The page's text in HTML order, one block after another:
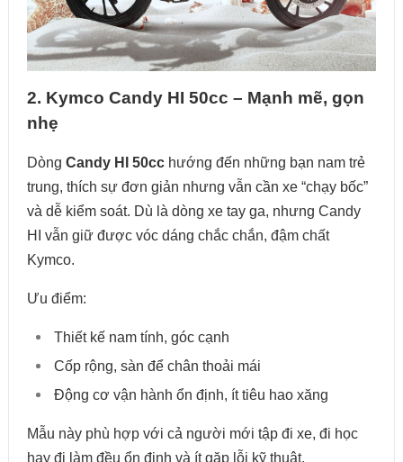
2. Kymco Candy HI 50cc – Mạnh mẽ, gọn
nhẹ
Dòng Candy HI 50cchướng đến những bạn nam trẻ
trung, thích sự đơn giản nhưng vẫn cần xe “chạy bốc”
và dễ kiểm soát. Dù là dòng xe tay ga, nhưng Candy
HI vẫn giữ được vóc dáng chắc chắn, đậm chất
Kymco.
Ưu điểm:
Thiết kế nam tính, góc cạnh
Cốp rộng, sàn để chân thoải mái
Động cơ vận hành ổn định, ít tiêu hao xăng
Mẫu này phù hợp với cả người mới tập đi xe, đi học
hay đi làm đều ổn định và ít gặp lỗi kỹ thuật.